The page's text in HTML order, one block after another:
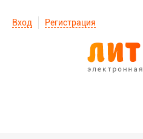
Вход Регистрация